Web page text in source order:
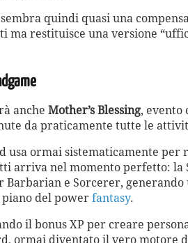
quindi quasi una
restituisce una versione
anche Mother’s Blessing, evento
da praticamente tutte le
usa ormai sistematicamente
arriva nel momento perfetto: la
e Sorcerer,
del power fantasy.
il bonus XP per creare
ormai diventato il vero motore